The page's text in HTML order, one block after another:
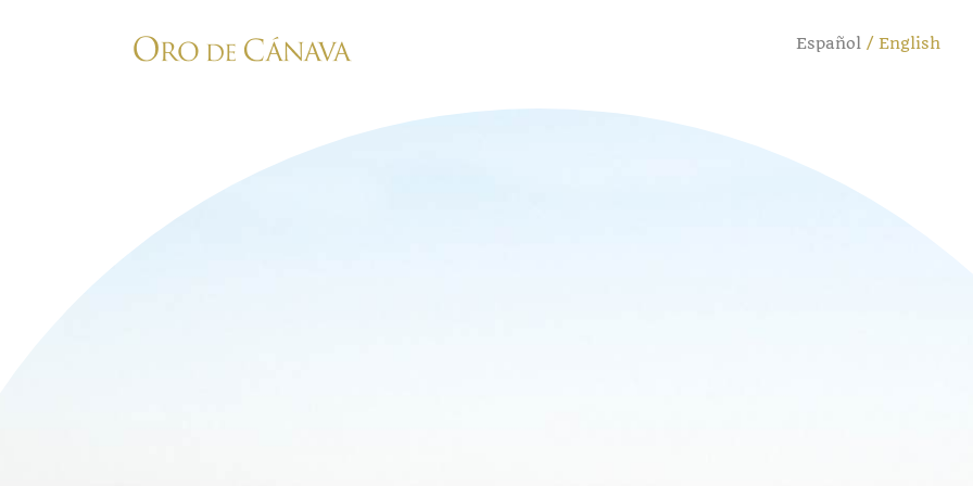
Cambiar
Español English